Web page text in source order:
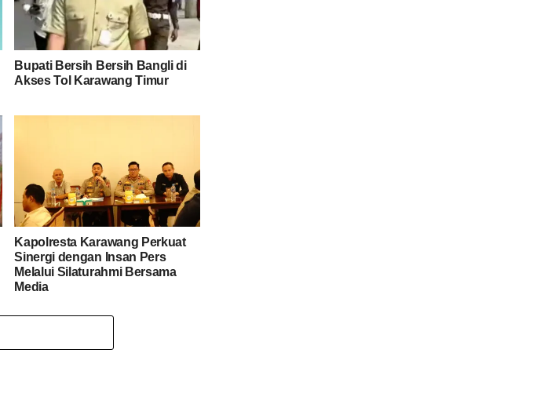
Bupati Bersih Bersih Bangli di
Akses Tol Karawang Timur
Kapolresta Karawang Perkuat
Sinergi dengan Insan Pers
Melalui Silaturahmi Bersama
Media